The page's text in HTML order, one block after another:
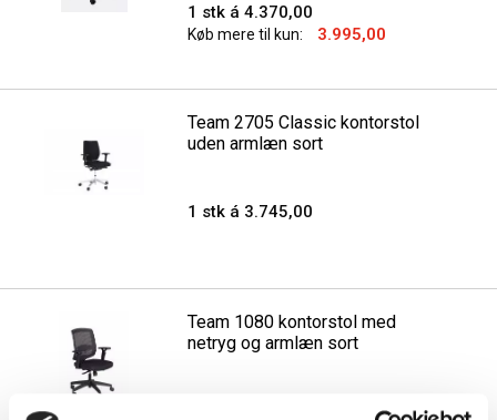
1 stk á 4.370,00
Køb mere til kun: 3.995,00
Team 2705 Classic kontorstol
uden armlæn sort
1 stk á 3.745,00
Team 1080 kontorstol med
netryg og armlæn sort